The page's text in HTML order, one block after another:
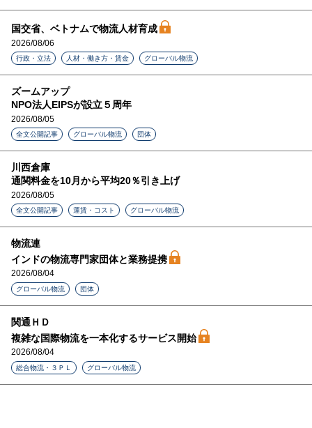
国交省、ベトナムで物流人材育成
2026/08/06
行政・立法 人材・働き方・賃金 グローバル物流
ズームアップ
NPO法人EIPSが設立５周年
2026/08/05
全文公開記事 グローバル物流 団体
川西倉庫
通関料金を10月から平均20％引き上げ
2026/08/05
全文公開記事 運賃・コスト グローバル物流
物流連
インドの物流専門家団体と業務提携
2026/08/04
グローバル物流 団体
関通ＨＤ
複雑な国際物流を一本化するサービス開始
2026/08/04
総合物流・３ＰＬ グローバル物流